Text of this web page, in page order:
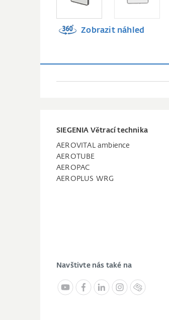
Zobrazit náhled
SIEGENIA Větrací technika
AEROVITAL ambience
AEROTUBE
AEROPAC
AEROPLUS WRG
Navštivte nás také na